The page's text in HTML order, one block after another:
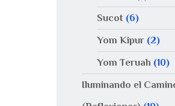
Sucot(6)
Yom Kipur(2)
Yom Teruah (10)
Iluminando el